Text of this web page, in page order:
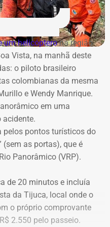
desrespeito à
que o contrato de R$ 100
dia em que o TCE emitira
O próprio secretário
assina o novo aditivo de
semana, foi notificado a
do TCE.
da Concorrência nº
de anulação
é referente a um
a Concorrência SRP nº
distintas, a manutenção
uma operação integrada
Rio e as plataformas
desde os momentos
ao vivo.
eleitorais, a Band
para o confronto
conheçam as propostas
da jornalista Adriana
três blocos de
diretos entre os
finais.
um helicópterona região
Vista, na manhã deste
o piloto brasileiro
colombianas da mesma
e Wendy Manrique.
em uma
acidente.
pelos pontos turísticos do
(sem as portas), que é
Panorâmico (VRP).
de 20 minutos e incluía
da Tijuca, local onde o
o próprio comprovante
2.550 pelo passeio.